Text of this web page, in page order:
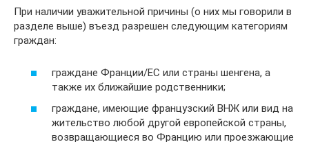
При наличии уважительной причины (о них мы говорили в
разделе выше) въезд разрешен следующим категориям
граждан:
граждане Франции/ЕС или страны шенгена, а
также их ближайшие родственники;
граждане, имеющие французский ВНЖ или вид на
жительство любой другой европейской страны,
возвращающиеся во Францию или проезжающие